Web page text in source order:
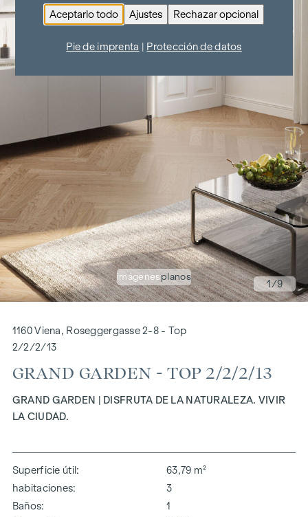
imágenes planos
1/9
1160 Viena, Roseggergasse 2-8 - Top
2/2/2/13
GRAND GARDEN - TOP 2/2/2/13
GRAND GARDEN | DISFRUTA DE LA NATURALEZA. VIVIR
LA CIUDAD.
Superficie útil
63,79 m²
habitaciones
3
Baños
1
Aceptarlo todo Ajustes Rechazar opcional
Pie de imprenta Protección de datos